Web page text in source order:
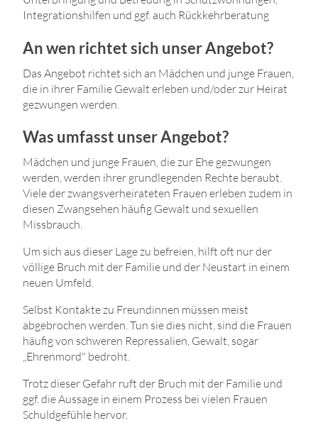
Integrationshilfen und ggf. auch Rückkehrberatung
An wen richtet sich unser Angebot?
Das Angebot richtet sich an Mädchen und junge Frauen,
die in ihrer Familie Gewalt erleben und/oder zur Heirat
gezwungen werden.
Was umfasst unser Angebot?
Mädchen und junge Frauen, die zur Ehe gezwungen
werden, werden ihrer grundlegenden Rechte beraubt.
Viele der zwangsverheirateten Frauen erleben zudem in
diesen Zwangsehen häufig Gewalt und sexuellen
Missbrauch.
Um sich aus dieser Lage zu befreien, hilft oft nur der
völlige Bruch mit der Familie und der Neustart in einem
neuen Umfeld.
Selbst Kontakte zu Freundinnen müssen meist
abgebrochen werden. Tun sie dies nicht, sind die Frauen
häufig von schweren Repressalien, Gewalt, sogar
„Ehrenmord" bedroht.
Trotz dieser Gefahr ruft der Bruch mit der Familie und
ggf. die Aussage in einem Prozess bei vielen Frauen
Schuldgefühle hervor.